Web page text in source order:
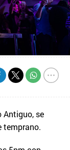
Antiguo, se
temprano.